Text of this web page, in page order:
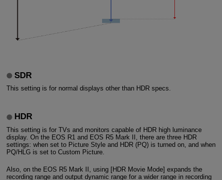
SDR
This setting is for normal displays other than HDR specs.
HDR
This setting is for TVs and monitors capable of HDR high luminance
display. On the EOS R1 and EOS R5 Mark II, there are three HDR
settings: when set to Picture Style and HDR (PQ) is turned on, and when
PQ/HLG is set to Custom Picture.
Also, on the EOS R5 Mark II, using [HDR Movie Mode] expands the
recording range and output dynamic range for a wider range in recording